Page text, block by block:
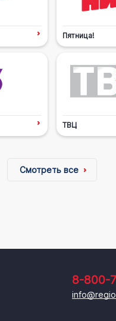
Пятница!
ТВЦ
Смотреть все
8-800-